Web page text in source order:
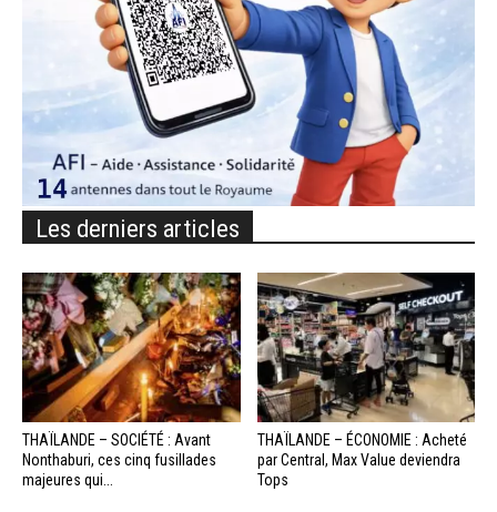
Les derniers articles
THAÏLANDE – SOCIÉTÉ : Avant
Nonthaburi, ces cinq fusillades
majeures qui...
THAÏLANDE – ÉCONOMIE : Acheté
par Central, Max Value deviendra
Tops